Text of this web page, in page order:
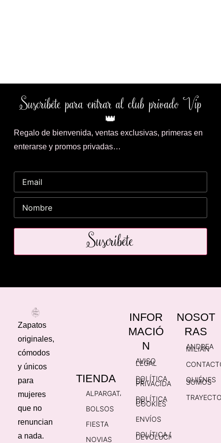
Suscribete para entrar al club privado Vip
👑
Regalo de bienvenida, ventas exclusivas, primeras en
enterarse y promos privadas…
Suscríbete
Zapatos
originales,
cómodos
y únicos
para
mujeres
que no
renuncian
a nada.
TIENDA
ALPARGATAS
BOLSOS
FIESTA
NOVIAS
INFOR
MACIÓ
N
AVISO
LEGAL
POLÍTICA
DE
PRIVACIDAD
POLÍTICA
DE
COOKIES
ENVÍOS
POLÍTICA DE
DEVOLUCIONES
NOSOT
RAS
ANDREA
MILIÁN
QUIÉNES
SOMOS